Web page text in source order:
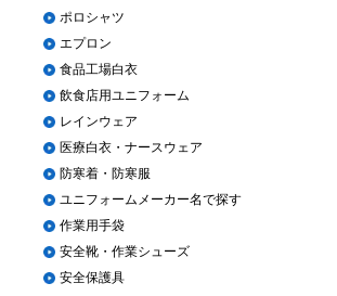
売れ筋
オリジナル
処分品
販売終了
販売価格(税抜き)で絞る
円まで
ポロシャツ
エプロン
食品工場白衣
飲食店用ユニフォーム
レインウェア
医療白衣・ナースウェア
防寒着・防寒服
ユニフォームメーカー名で探す
作業用手袋
安全靴・作業シューズ
安全保護具